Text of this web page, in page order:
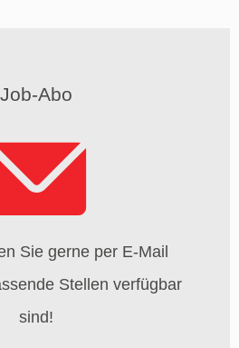
Job-Abo
Sie gerne per E-Mail
Stellen verfügbar
sind!